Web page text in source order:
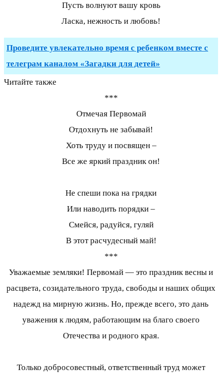
Пусть волнуют вашу кровь
Ласка, нежность и любовь!
Проведите увлекательно время с ребенком вместе с
телеграм каналом «Загадки для детей»
Читайте также
***
Отмечая Первомай
Отдохнуть не забывай!
Хоть труду и посвящен –
Все же яркий праздник он!
Не спеши пока на грядки
Или наводить порядки –
Смейся, радуйся, гуляй
В этот расчудесный май!
***
Уважаемые земляки! Первомай — это праздник весны и
расцвета, созидательного труда, свободы и наших общих
надежд на мирную жизнь. Но, прежде всего, это дань
уважения к людям, работающим на благо своего
Отечества и родного края.
Только добросовестный, ответственный труд может